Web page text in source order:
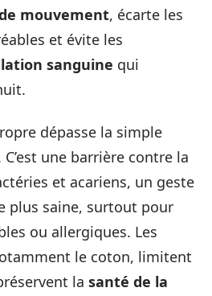
mouvement, écarte les
et évite les
sanguine qui
dépasse la simple
une barrière contre la
et acariens, un geste
plus saine, surtout pour
ou allergiques. Les
le coton, limitent
la santé de la